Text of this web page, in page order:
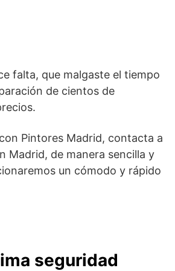
falta, que malgaste el tiempo
de cientos de
Pintores Madrid, contacta a
Madrid, de manera sencilla y
un cómodo y rápido
seguridad